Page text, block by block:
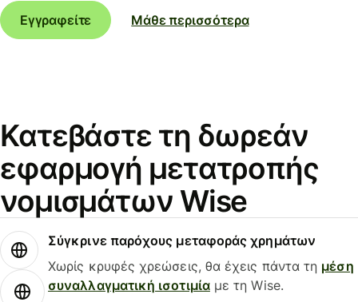
Εγγραφείτε
Μάθε περισσότερα
Κατεβάστε τη δωρεάν
εφαρμογή μετατροπής
νομισμάτων Wise
Σύγκρινε παρόχους μεταφοράς χρημάτων
Χωρίς κρυφές χρεώσεις, θα έχεις πάντα τη μέση
συναλλαγματική ισοτιμίαμε τη Wise.